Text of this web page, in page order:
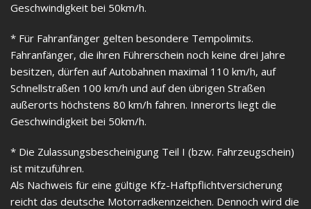
Geschwindigkeit bei 50km/h.
* Für Fahranfänger gelten besondere Tempolimits.
Fahranfänger, die ihren Führerschein noch keine drei Jahre
besitzen, dürfen auf Autobahnen maximal 110 km/h, auf
Schnellstraßen 100 km/h und auf den übrigen Straßen
außerorts höchstens 80 km/h fahren. Innerorts liegt die
Geschwindigkeit bei 50km/h.
* Die Zulassungsbescheinigung Teil I (bzw. Fahrzeugschein)
ist mitzuführen.
Als Nachweis für eine gültige Kfz-Haftpflichtversicherung
reicht das deutsche Motorradkennzeichen. Dennoch wird die